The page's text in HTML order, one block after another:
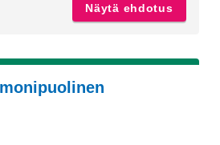
Näytä ehdotus